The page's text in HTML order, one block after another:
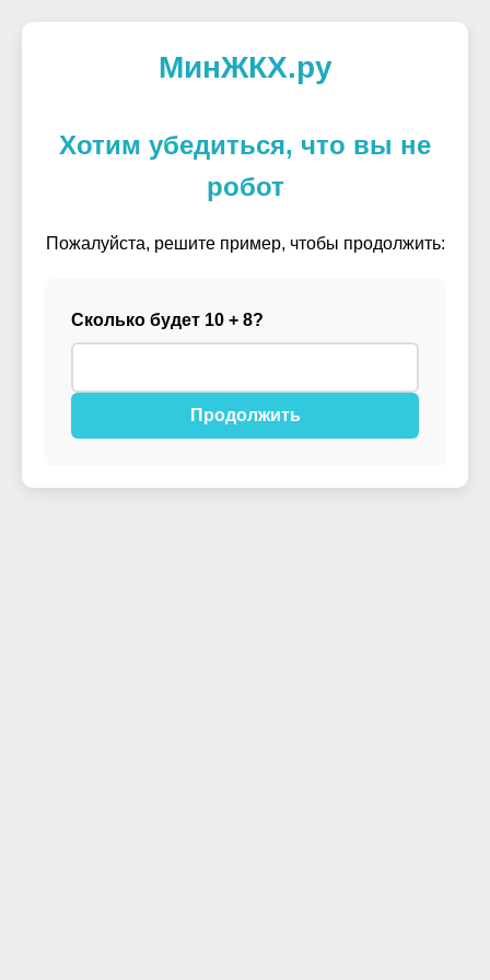
МинЖКХ.ру
Хотим убедиться, что вы не
робот
Пожалуйста, решите пример, чтобы продолжить:
Сколько будет 10 + 8?
Продолжить